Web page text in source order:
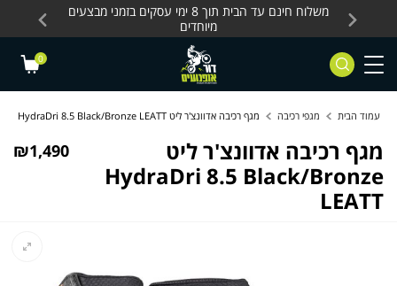
Skip to Content
Contact Us
כלים חשמליים
משלוח חינם עד הבית תוך 8 ימי עסקים בזמני מבצעים
מיוחדים
0
עמוד הבית מגפי רכיבה מגף רכיבה אדוונצ'ר ליט HydraDri 8.5 Black/Bronze LEATT
מגף רכיבה אדוונצ'ר ליט
HydraDri 8.5 Black/Bronze
LEATT
₪1,490